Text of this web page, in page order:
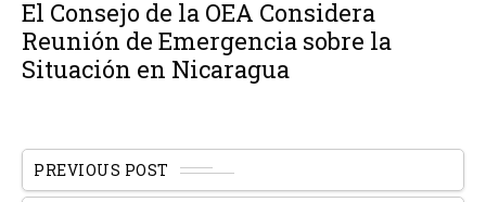
El Consejo de la OEA Considera
Reunión de Emergencia sobre la
Situación en Nicaragua
PREVIOUS POST